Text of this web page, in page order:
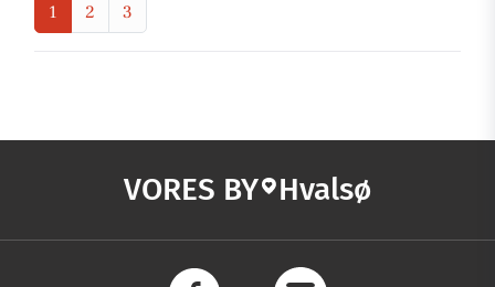
1 2 3
VORES BY Hvalsø